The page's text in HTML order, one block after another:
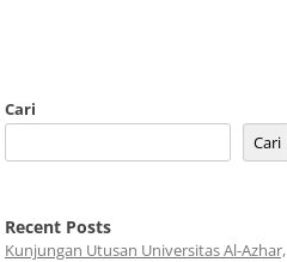
Cari
Cari
Recent Posts
Kunjungan Utusan Universitas Al-Azhar,